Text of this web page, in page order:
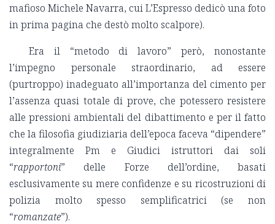
mafioso Michele Navarra, cui L’Espresso dedicò una foto
in prima pagina che destò molto scalpore).
Era il “metodo di lavoro” però, nonostante
l’impegno personale straordinario, ad essere
(purtroppo) inadeguato all’importanza del cimento per
l’assenza quasi totale di prove, che potessero resistere
alle pressioni ambientali del dibattimento e per il fatto
che la filosofia giudiziaria dell’epoca faceva “dipendere”
integralmente Pm e Giudici istruttori dai soli
“rapportoni” delle Forze dell’ordine, basati
esclusivamente su mere confidenze e su ricostruzioni di
polizia molto spesso semplificatrici (se non
“romanzate”).